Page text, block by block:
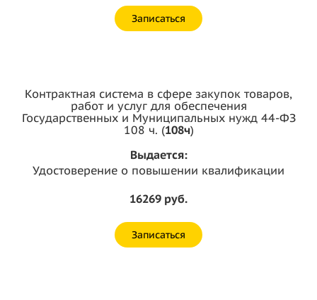
Записаться
Контрактная система в сфере закупок товаров,
работ и услуг для обеспечения
Государственных и Муниципальных нужд 44-ФЗ
108 ч. (108ч)
Выдается:
Удостоверение о повышении квалификации
16269 руб.
Записаться